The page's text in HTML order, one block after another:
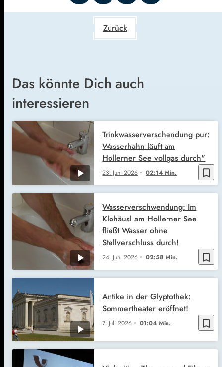
Zurück
Das könnte Dich auch
interessieren
bookmark_border
23. Juni 2026 02:14 Min.
Trinkwasserverschendung pur:
Wasserhahn läuft am
Hollerner See vollgas durch"
bookmark_border
24. Juni 2026 02:58 Min.
Wasserverschwendung: Im
Klohäusl am Hollerner See
fließt Wasser ohne
Stellverschluss durch!
bookmark_border
7. Juli 2026 01:04 Min.
Antike in der Glyptothek:
Sommertheater eröffnet!